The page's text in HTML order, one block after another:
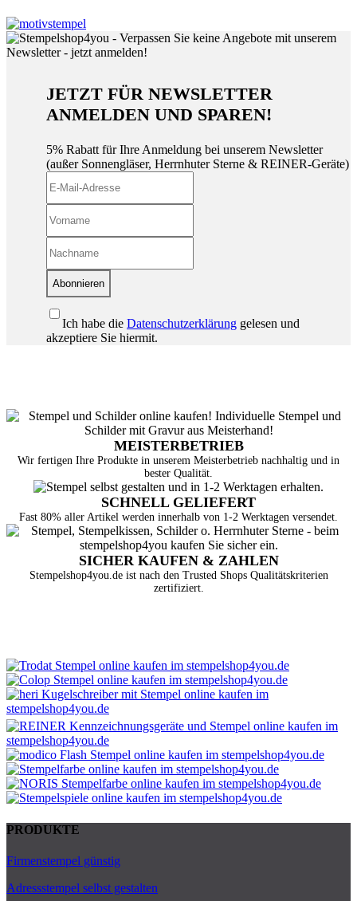
JETZT FÜR NEWSLETTER
ANMELDEN UND SPAREN!
5% Rabatt für Ihre Anmeldung bei unserem Newsletter
(außer Sonnengläser, Herrnhuter Sterne & REINER-Geräte)
Abonnieren
Ich habe die Datenschutzerklärung gelesen und
akzeptiere Sie hiermit.
MEISTERBETRIEB
Wir fertigen Ihre Produkte in unserem Meisterbetrieb nachhaltig und in
bester Qualität.
SCHNELL GELIEFERT
Fast 80% aller Artikel werden innerhalb von 1-2 Werktagen versendet.
SICHER KAUFEN & ZAHLEN
Stempelshop4you.de ist nach den Trusted Shops Qualitätskriterien
zertifiziert.
PRODUKTE
Firmenstempel günstig
Adressstempel selbst gestalten